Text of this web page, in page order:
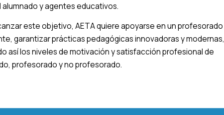
y agentes educativos.
este objetivo, AETA quiere apoyarse en un profesorado
garantizar prácticas pedagógicas innovadoras y modernas,
así los niveles de motivación y satisfacción profesional de
profesorado y no profesorado.